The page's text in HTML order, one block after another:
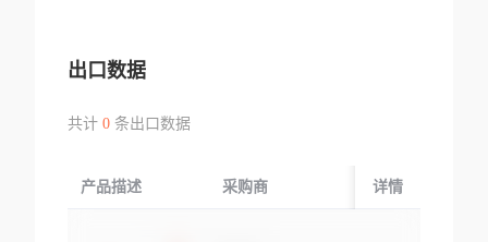
出口数据
共计 0条出口数据
产品描述 采购商 起运国/地区
详情